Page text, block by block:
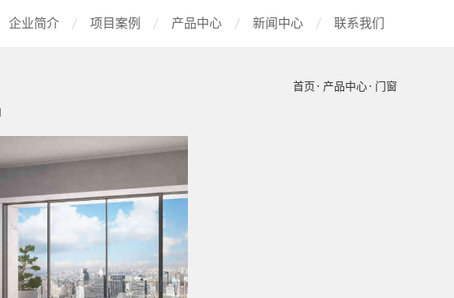
企业简介 项目案例 产品中心 新闻中心 联系我们
首页 产品中心 门窗